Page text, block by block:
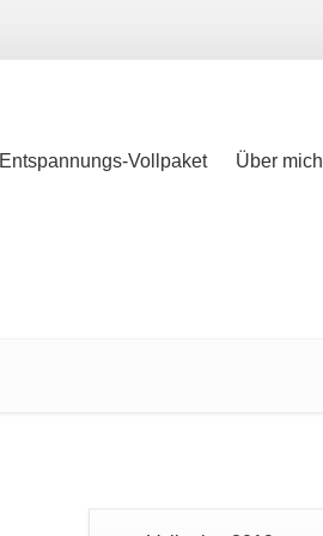
Entspannungs-Vollpaket Über mich